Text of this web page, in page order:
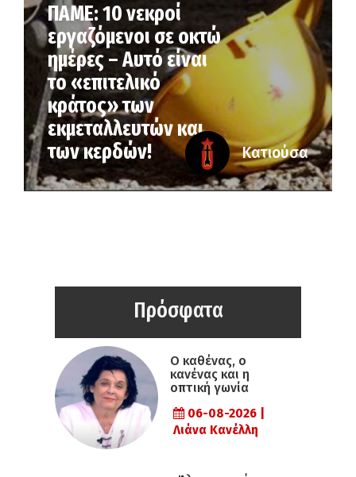
ΠΑΜΕ: 10 νεκροί
εργαζόμενοι σε οκτώ
ημέρες – Αυτό είναι
το «επιτελικό
κράτος» των
εκμεταλλευτών και
των κερδών!
Κατιούσα
Πρόσφατα
Ο καθένας, ο
κανένας και η
οπτική γωνία
06-08-2026 |
Λιάνα Κανέλλη